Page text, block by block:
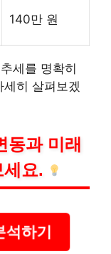
140만 원
세를 명확히
히 살펴보겠
동과 미래
요.
하기